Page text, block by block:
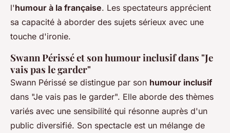
l'humour à la française. Les spectateurs apprécient
sa capacité à aborder des sujets sérieux avec une
touche d'ironie.
Swann Périssé et son humour inclusif dans "Je
vais pas le garder"
Swann Périssé se distingue par son humour inclusif
dans "Je vais pas le garder". Elle aborde des thèmes
variés avec une sensibilité qui résonne auprès d'un
public diversifié. Son spectacle est un mélange de